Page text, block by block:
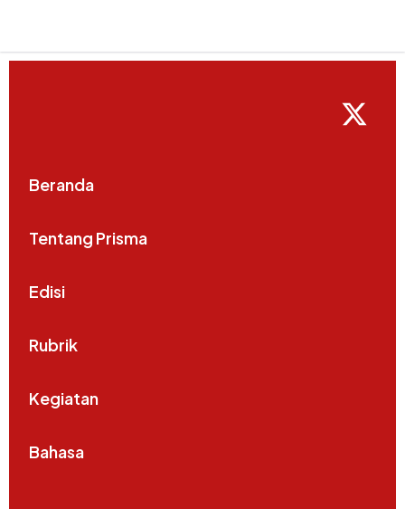
Beranda
Tentang Prisma
Edisi
Rubrik
Kegiatan
Bahasa